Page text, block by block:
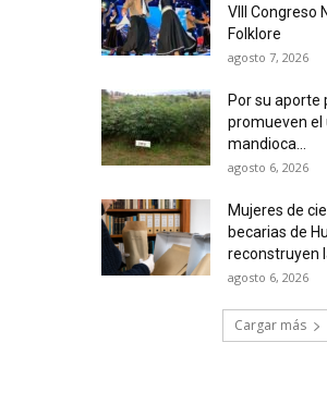
VIII Congreso
Folklore
agosto 7, 2026
Por su aporte
promueven el
mandioca...
agosto 6, 2026
Mujeres de
becarias de
reconstruyen
agosto 6, 2026
Cargar más